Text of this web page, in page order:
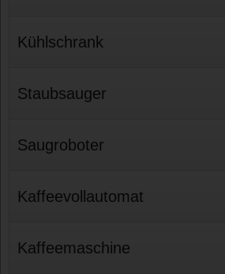
Kühlschrank
Staubsauger
Saugroboter
Kaffeevollautomat
Kaffeemaschine